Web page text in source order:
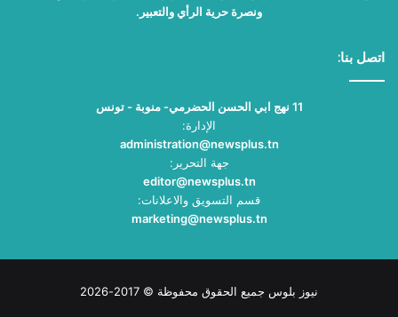
ونصرة حرية الرأي والتعبير.
اتصل بنا:
11 نهج ابي الحسن الحضرمي- منوبة - تونس
الإدارة:
administration@newsplus.tn
جهة التحرير:
editor@newsplus.tn
قسم التسويق والاعلانات:
marketing@newsplus.tn
نيوز بلوس جميع الحقوق محفوظة © 2017-2026